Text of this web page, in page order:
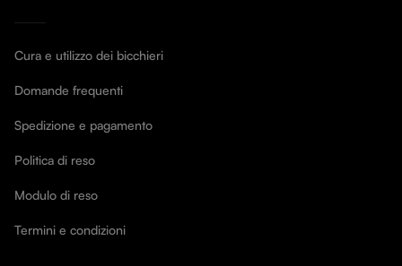
Cura e utilizzo dei bicchieri
Domande frequenti
Spedizione e pagamento
Politica di reso
Modulo di reso
Termini e condizioni